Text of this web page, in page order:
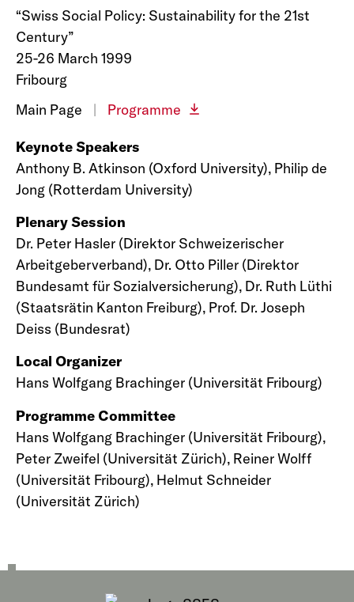
“Swiss Social Policy: Sustainability for the 21st
Century”
25-26 March 1999
Fribourg
Main Page
| Programme
Keynote Speakers
Anthony B. Atkinson (Oxford University), Philip de
Jong (Rotterdam University)
Plenary Session
Dr. Peter Hasler (Direktor Schweizerischer
Arbeitgeberverband), Dr. Otto Piller (Direktor
Bundesamt für Sozialversicherung), Dr. Ruth Lüthi
(Staatsrätin Kanton Freiburg), Prof. Dr. Joseph
Deiss (Bundesrat)
Local Organizer
Hans Wolfgang Brachinger (Universität Fribourg)
Programme Committee
Hans Wolfgang Brachinger (Universität Fribourg),
Peter Zweifel (Universität Zürich), Reiner Wolff
(Universität Fribourg), Helmut Schneider
(Universität Zürich)